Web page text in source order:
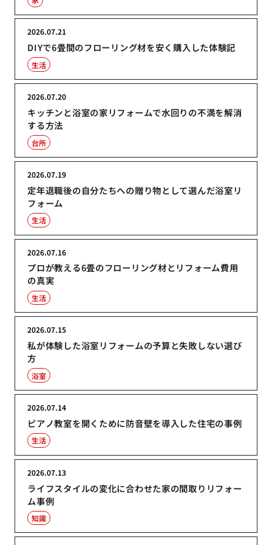
DIYで6畳間のフローリング材を安く購入した体験記
2026.07.21
生活
キッチンと浴室の家リフォームで水回りの不満を解消
する方法
2026.07.20
台所
定年退職後の自分たちへの贈り物として選んだ浴室リ
フォーム
2026.07.19
生活
プロが教える6畳のフローリング材とリフォーム費用
の真実
2026.07.16
生活
私が体験した浴室リフォームの予算と失敗しない選び
方
2026.07.15
浴室
ピアノ教室を開くために防音壁を導入した住宅の事例
2026.07.14
生活
ライフスタイルの変化に合わせた家の間取りリフォー
ム事例
2026.07.13
知識